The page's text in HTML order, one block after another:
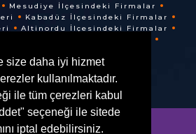
size daha iyi hizmet
kullanılmaktadır.
ile tüm çerezleri kabul
seçeneği ile sitede
iptal edebilirsiniz.
Mesudiye İlçesindeki Firmalar
Kabadüz İlçesindeki Firmalar
Altinordu İlçesindeki Firmalar